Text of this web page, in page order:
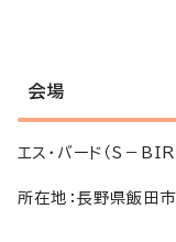
会場
エス・バード（S－
所在地：長野県飯田